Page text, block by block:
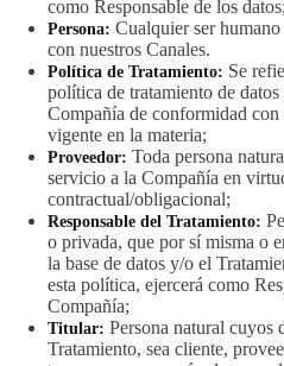
como Responsable de los datos;
Persona: Cualquier ser
con nuestros Canales.
Política de Tratamiento: Se
política de tratamiento de
Compañía de conformidad
vigente en la materia;
Proveedor: Toda persona
servicio a la Compañía en
contractual/obligacional;
Responsable del Tratamiento:
o privada, que por sí misma o
la base de datos y/o el
esta política, ejercerá como
Compañía;
Titular: Persona natural cuyos
Tratamiento, sea cliente,